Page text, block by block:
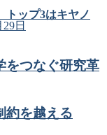
ップ3はキヤノ
日
つなぐ研究革
約を越える